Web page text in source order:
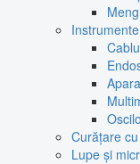
Curățare
Lupe și